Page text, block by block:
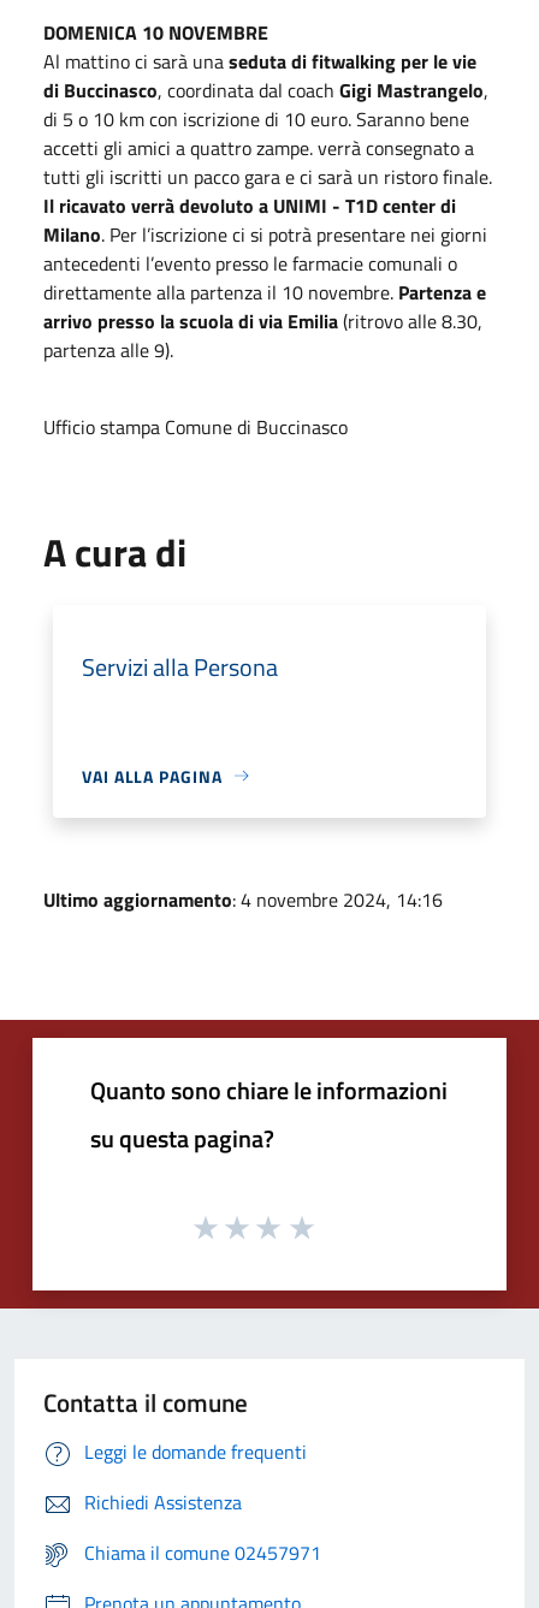
DOMENICA 10 NOVEMBRE
Al mattino ci sarà unaseduta di fitwalking per le vie
di Buccinasco, coordinata dal coach Gigi Mastrangelo,
di 5 o 10 km con iscrizione di 10 euro. Saranno bene
accetti gli amici a quattro zampe. verrà consegnato a
tutti gli iscritti un pacco gara e ci sarà un ristoro finale.
Il ricavato verrà devoluto a UNIMI - T1D center di
Milano. Per l’iscrizione ci si potrà presentare nei giorni
antecedenti l’evento presso le farmacie comunali o
direttamente alla partenza il 10 novembre. Partenza e
arrivo presso la scuola di via Emilia(ritrovo alle 8.30,
partenza alle 9).
Ufficio stampa Comune di Buccinasco
A cura di
Servizi alla Persona
VAI ALLA PAGINA
Ultimo aggiornamento: 4 novembre 2024, 14:16
Quanto sono chiare le informazioni
su questa pagina?
Contatta il comune
Leggi le domande frequenti
Richiedi Assistenza
Chiama il comune 02457971